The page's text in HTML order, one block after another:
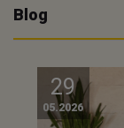
Blog
29
05.2026